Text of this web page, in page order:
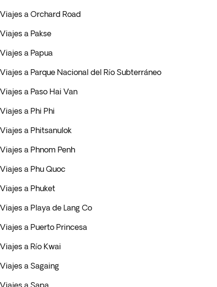
Viajes a Orchard Road
Viajes a Pakse
Viajes a Papua
Viajes a Parque Nacional del Río Subterráneo
Viajes a Paso Hai Van
Viajes a Phi Phi
Viajes a Phitsanulok
Viajes a Phnom Penh
Viajes a Phu Quoc
Viajes a Phuket
Viajes a Playa de Lang Co
Viajes a Puerto Princesa
Viajes a Río Kwai
Viajes a Sagaing
Viajes a Sapa